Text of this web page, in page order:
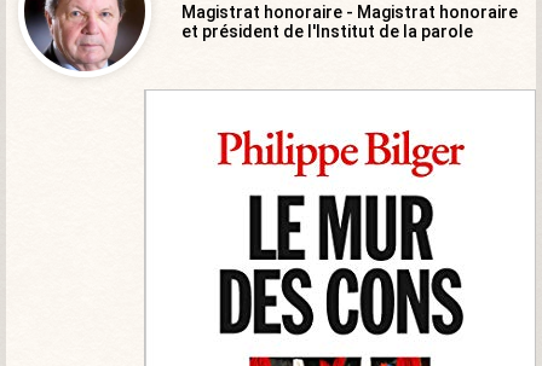
Magistrat honoraire - Magistrat honoraire
et président de l'Institut de la parole